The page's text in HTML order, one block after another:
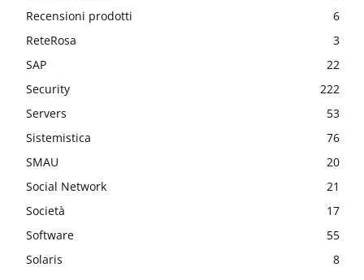
Recensioni prodotti
6
ReteRosa
3
SAP
22
Security
222
Servers
53
Sistemistica
76
SMAU
20
Social Network
21
Società
17
Software
55
Solaris
8